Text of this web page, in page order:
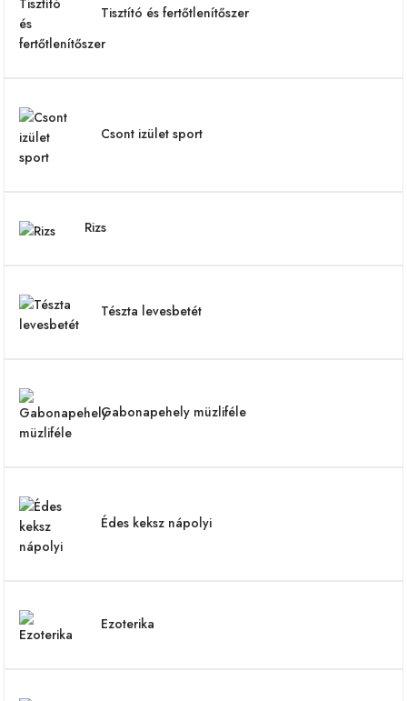
Tisztító és fertőtlenítőszer
Csont izület sport
Rizs
Tészta levesbetét
Gabonapehely müzliféle
Édes keksz nápolyi
Ezoterika